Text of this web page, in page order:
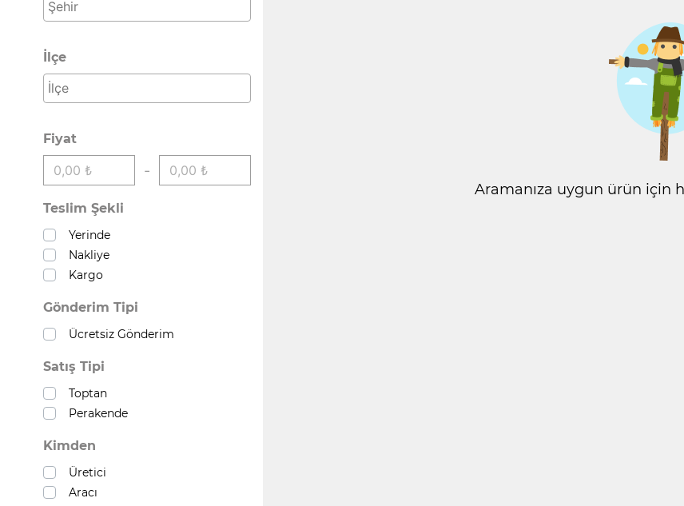
İlçe
Fiyat
-
Teslim Şekli
Yerinde
Nakliye
Kargo
Gönderim Tipi
Ücretsiz Gönderim
Satış Tipi
Toptan
Perakende
Kimden
Üretici
Aracı
Aramanıza uygun ürün için